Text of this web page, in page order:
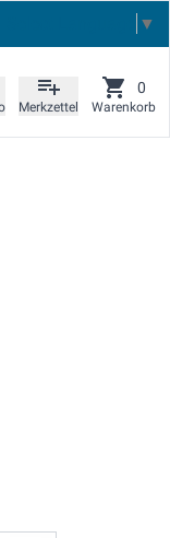
▼
Merkzettel Warenkorb
0